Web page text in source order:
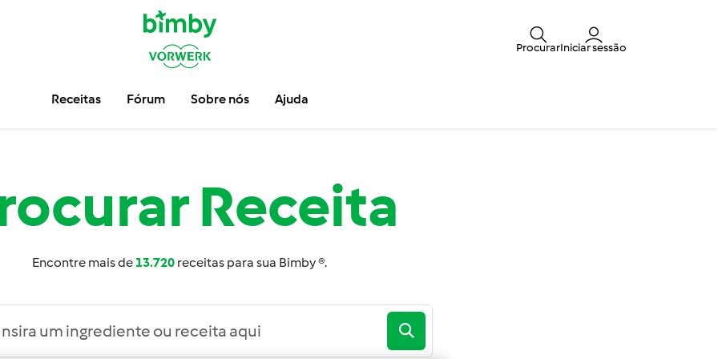
ProcurarIniciar sessão
Receitas Fórum Sobre nós Ajuda
Receita
Encontre mais de13.720 receitas para sua Bimby ®.